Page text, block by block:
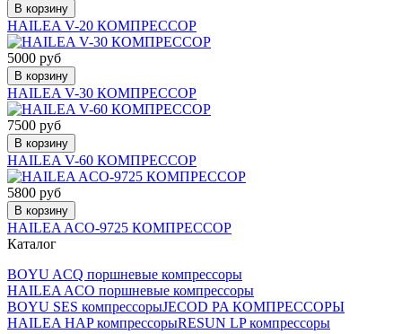
В корзину
HAILEA V-20 КОМПРЕССОР
5000 руб
В корзину
HAILEA V-30 КОМПРЕССОР
7500 руб
В корзину
HAILEA V-60 КОМПРЕССОР
5800 руб
В корзину
HAILEA ACO-9725 КОМПРЕССОР
Каталог
BOYU ACQ поршневые компрессоры
HAILEA ACO поршневые компрессоры
BOYU SES компрессорыJECOD PA КОМПРЕССОРЫ
HAILEA HAP компрессорыRESUN LP компрессоры